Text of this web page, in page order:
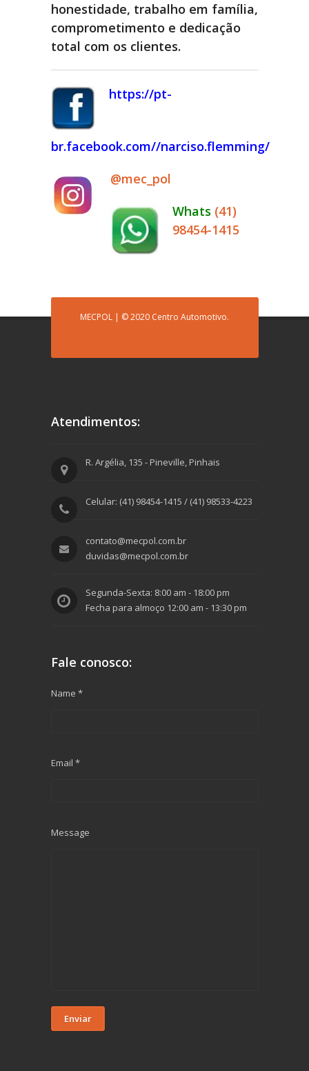
honestidade, trabalho em família,
comprometimento e dedicação
total com os clientes.
https://pt-
br.facebook.com//narciso.flemming/
@mec_pol
Whats (41)
98454-1415
MECPOL | © 2020 Centro Automotivo.
Atendimentos:
R. Argélia, 135 - Pineville, Pinhais
Celular: (41) 98454-1415 / (41) 98533-4223
contato@mecpol.com.br
duvidas@mecpol.com.br
Segunda-Sexta: 8:00 am - 18:00 pm
Fecha para almoço 12:00 am - 13:30 pm
Fale conosco:
Name *
Email *
Message